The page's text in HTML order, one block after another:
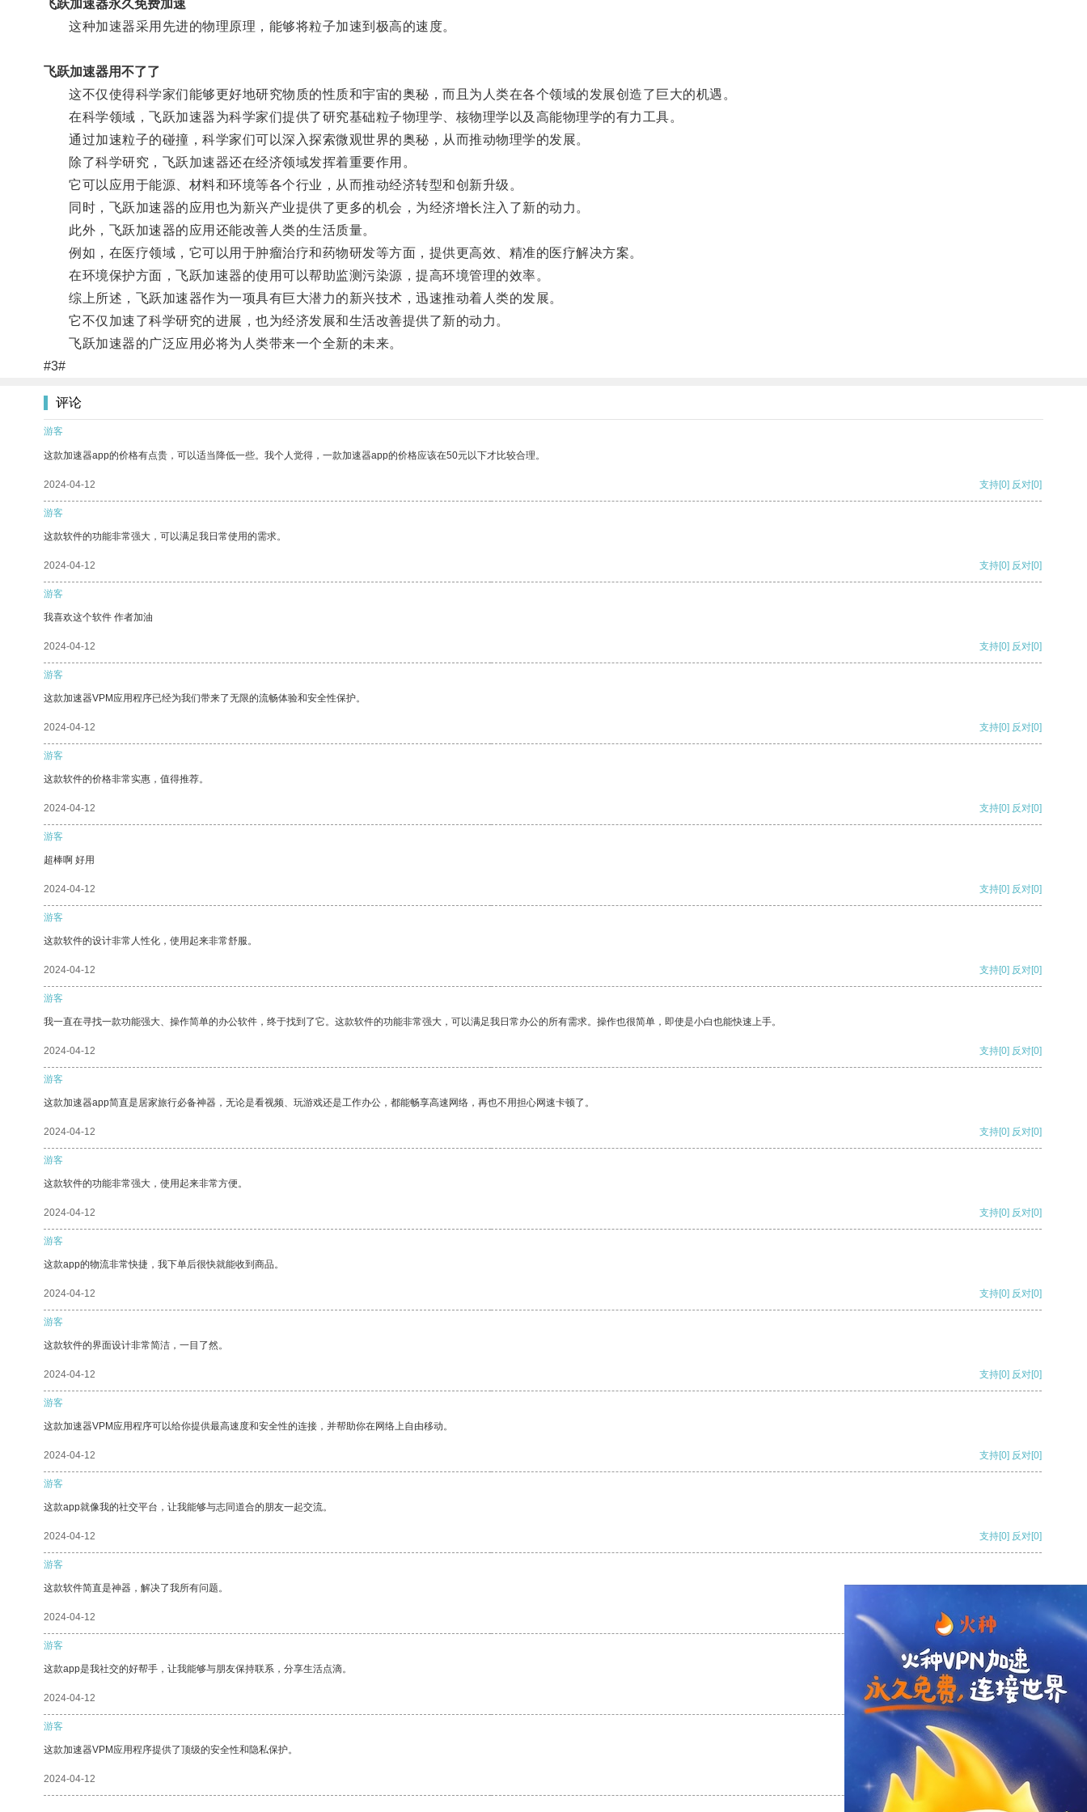
飞跃加速器永久免费加速
这种加速器采用先进的物理原理，能够将粒子加速到极高的速度。
飞跃加速器用不了了
这不仅使得科学家们能够更好地研究物质的性质和宇宙的奥秘，而且为人类在各个领域的发展创造了巨大的机遇。
在科学领域，飞跃加速器为科学家们提供了研究基础粒子物理学、核物理学以及高能物理学的有力工具。
通过加速粒子的碰撞，科学家们可以深入探索微观世界的奥秘，从而推动物理学的发展。
除了科学研究，飞跃加速器还在经济领域发挥着重要作用。
它可以应用于能源、材料和环境等各个行业，从而推动经济转型和创新升级。
同时，飞跃加速器的应用也为新兴产业提供了更多的机会，为经济增长注入了新的动力。
此外，飞跃加速器的应用还能改善人类的生活质量。
例如，在医疗领域，它可以用于肿瘤治疗和药物研发等方面，提供更高效、精准的医疗解决方案。
在环境保护方面，飞跃加速器的使用可以帮助监测污染源，提高环境管理的效率。
综上所述，飞跃加速器作为一项具有巨大潜力的新兴技术，迅速推动着人类的发展。
它不仅加速了科学研究的进展，也为经济发展和生活改善提供了新的动力。
飞跃加速器的广泛应用必将为人类带来一个全新的未来。
#3#
评论
游客
这款加速器app的价格有点贵，可以适当降低一些。我个人觉得，一款加速器app的价格应该在50元以下才比较合理。
2024-04-12 支持[0] 反对[0]
游客
这款软件的功能非常强大，可以满足我日常使用的需求。
2024-04-12 支持[0] 反对[0]
游客
我喜欢这个软件 作者加油
2024-04-12 支持[0] 反对[0]
游客
这款加速器VPM应用程序已经为我们带来了无限的流畅体验和安全性保护。
2024-04-12 支持[0] 反对[0]
游客
这款软件的价格非常实惠，值得推荐。
2024-04-12 支持[0] 反对[0]
游客
超棒啊 好用
2024-04-12 支持[0] 反对[0]
游客
这款软件的设计非常人性化，使用起来非常舒服。
2024-04-12 支持[0] 反对[0]
游客
我一直在寻找一款功能强大、操作简单的办公软件，终于找到了它。这款软件的功能非常强大，可以满足我日常办公的所有需求。操作也很简单，即使是小白也能快速上手。
2024-04-12 支持[0] 反对[0]
游客
这款加速器app简直是居家旅行必备神器，无论是看视频、玩游戏还是工作办公，都能畅享高速网络，再也不用担心网速卡顿了。
2024-04-12 支持[0] 反对[0]
游客
这款软件的功能非常强大，使用起来非常方便。
2024-04-12 支持[0] 反对[0]
游客
这款app的物流非常快捷，我下单后很快就能收到商品。
2024-04-12 支持[0] 反对[0]
游客
这款软件的界面设计非常简洁，一目了然。
2024-04-12 支持[0] 反对[0]
游客
这款加速器VPM应用程序可以给你提供最高速度和安全性的连接，并帮助你在网络上自由移动。
2024-04-12 支持[0] 反对[0]
游客
这款app就像我的社交平台，让我能够与志同道合的朋友一起交流。
2024-04-12 支持[0] 反对[0]
游客
这款软件简直是神器，解决了我所有问题。
2024-04-12 支持
游客
这款app是我社交的好帮手，让我能够与朋友保持联系，分享生活点滴。
2024-04-12 支持[0] 反对[0]
游客
这款加速器VPM应用程序提供了顶级的安全性和隐私保护。
2024-04-12 支持[0] 反对[0]